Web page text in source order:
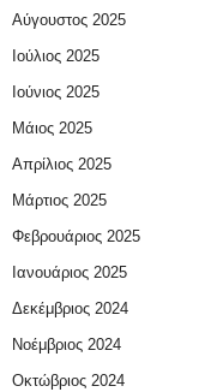
Αύγουστος 2025
Ιούλιος 2025
Ιούνιος 2025
Μάιος 2025
Απρίλιος 2025
Μάρτιος 2025
Φεβρουάριος 2025
Ιανουάριος 2025
Δεκέμβριος 2024
Νοέμβριος 2024
Οκτώβριος 2024